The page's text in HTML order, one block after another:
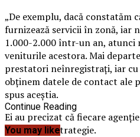
„De exemplu, dacă constatăm
furnizează servicii în zonă, iar
1.000-2.000 într-un an, atunci
veniturile acestora. Mai
prestatori neînregistraţi, iar
obţinem datele de contact ale
spus aceştia.
Ei au precizat că fiecare
are propria strategie.
Continue Reading
You may like